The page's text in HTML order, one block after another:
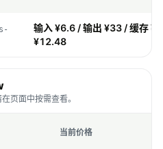
输入 ¥6.6 / 输出 ¥33 / 缓存
¥12.48
页面中按需查看。
当前价格